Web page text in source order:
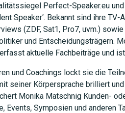
Perfect-Speaker.eu
Speaker‘. Bekannt sind ihre TV-
(ZDF, Sat1, Pro7, uvm.)
und Entscheidungsträgern.
aktuelle Fachbeiträge und
und Coachings lockt sie die
seiner Körpersprache brilliert
Monika Matschnig Kunden-
Events, Symposien und anderen